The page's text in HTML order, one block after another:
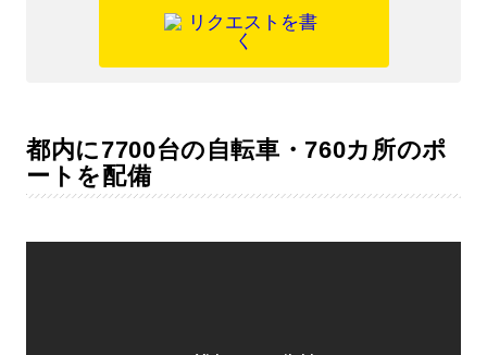
都内に7700台の自転車・760カ所のポ
ートを配備